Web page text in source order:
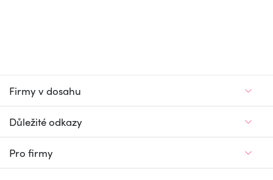
Firmy v dosahu
Důležité odkazy
Pro firmy